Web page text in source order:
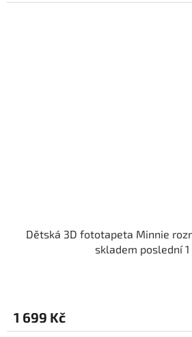
Dětská 3D fototapeta Minnie
skladem poslední 1
1 699 Kč